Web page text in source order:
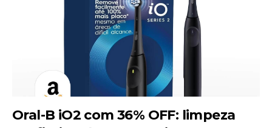
Oral-B iO2 com 36% OFF: limpeza